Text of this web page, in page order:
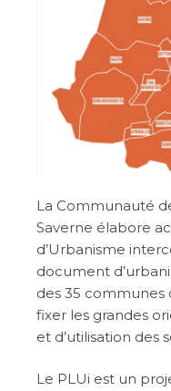
La Communauté
Saverne élabore
d’Urbanisme
document
des 35 communes
fixer les grandes
et d’utilisation des
Le PLUi est un